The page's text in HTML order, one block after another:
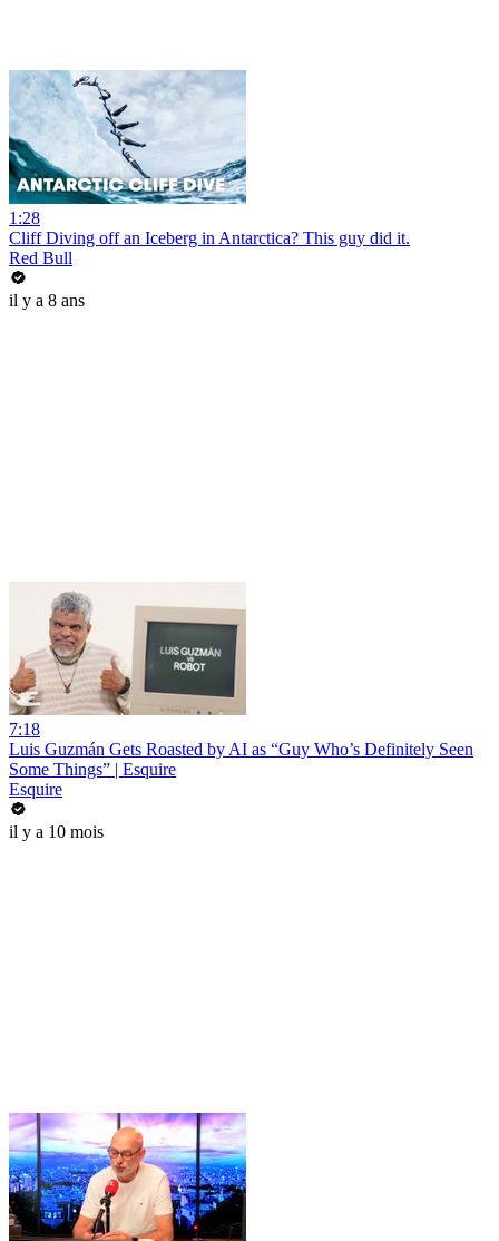
1:28
Cliff Diving off an Iceberg in Antarctica? This guy did it.
Red Bull
il y a 8 ans
7:18
Luis Guzmán Gets Roasted by AI as “Guy Who’s Definitely Seen
Some Things” | Esquire
Esquire
il y a 10 mois